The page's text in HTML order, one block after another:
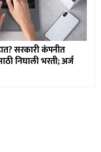
सरकारी कंपनीत
निघाली भरती; अर्ज